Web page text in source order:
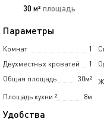
30 м² площадь
Параметры
Комнат 1
Двухместных кроватей
1
Общая площадь
30м²
Площадь кухни
8м
²
Удобства